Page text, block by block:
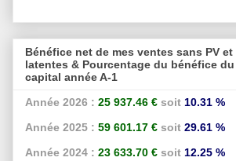
Bénéfice net de mes ventes sans PV et
latentes & Pourcentage du bénéfice du
capital année A-1
Année 2026 : 25 937.46 € soit 10.31 %
Année 2025 : 59 601.17 € soit 29.61 %
Année 2024 : 23 633.70 € soit 12.25 %